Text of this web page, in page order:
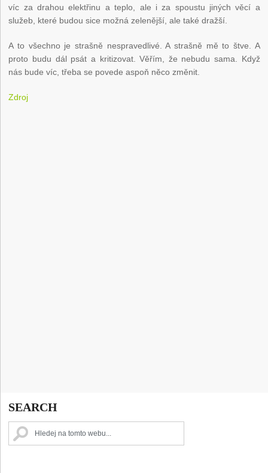
víc za drahou elektřinu a teplo, ale i za spoustu jiných věcí a
služeb, které budou sice možná zelenější, ale také dražší.
A to všechno je strašně nespravedlivé. A strašně mě to štve. A
proto budu dál psát a kritizovat. Věřím, že nebudu sama. Když
nás bude víc, třeba se povede aspoň něco změnit.
Zdroj
SEARCH